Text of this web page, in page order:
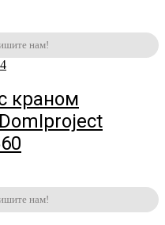
нам!
краном
нам!